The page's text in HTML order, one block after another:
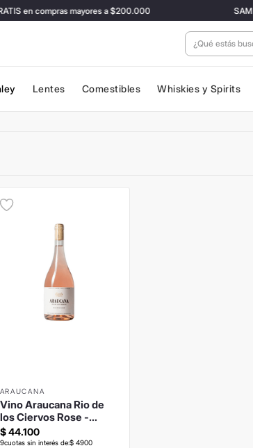
en compras mayores a $200.000
¿Qué estás
Lentes Comestibles Whiskies y Spirits
ARAUCANA
Vino Araucana Rio de
los Ciervos Rose -
750ml
$44.100
9cuotas sin interés de:$ 4900